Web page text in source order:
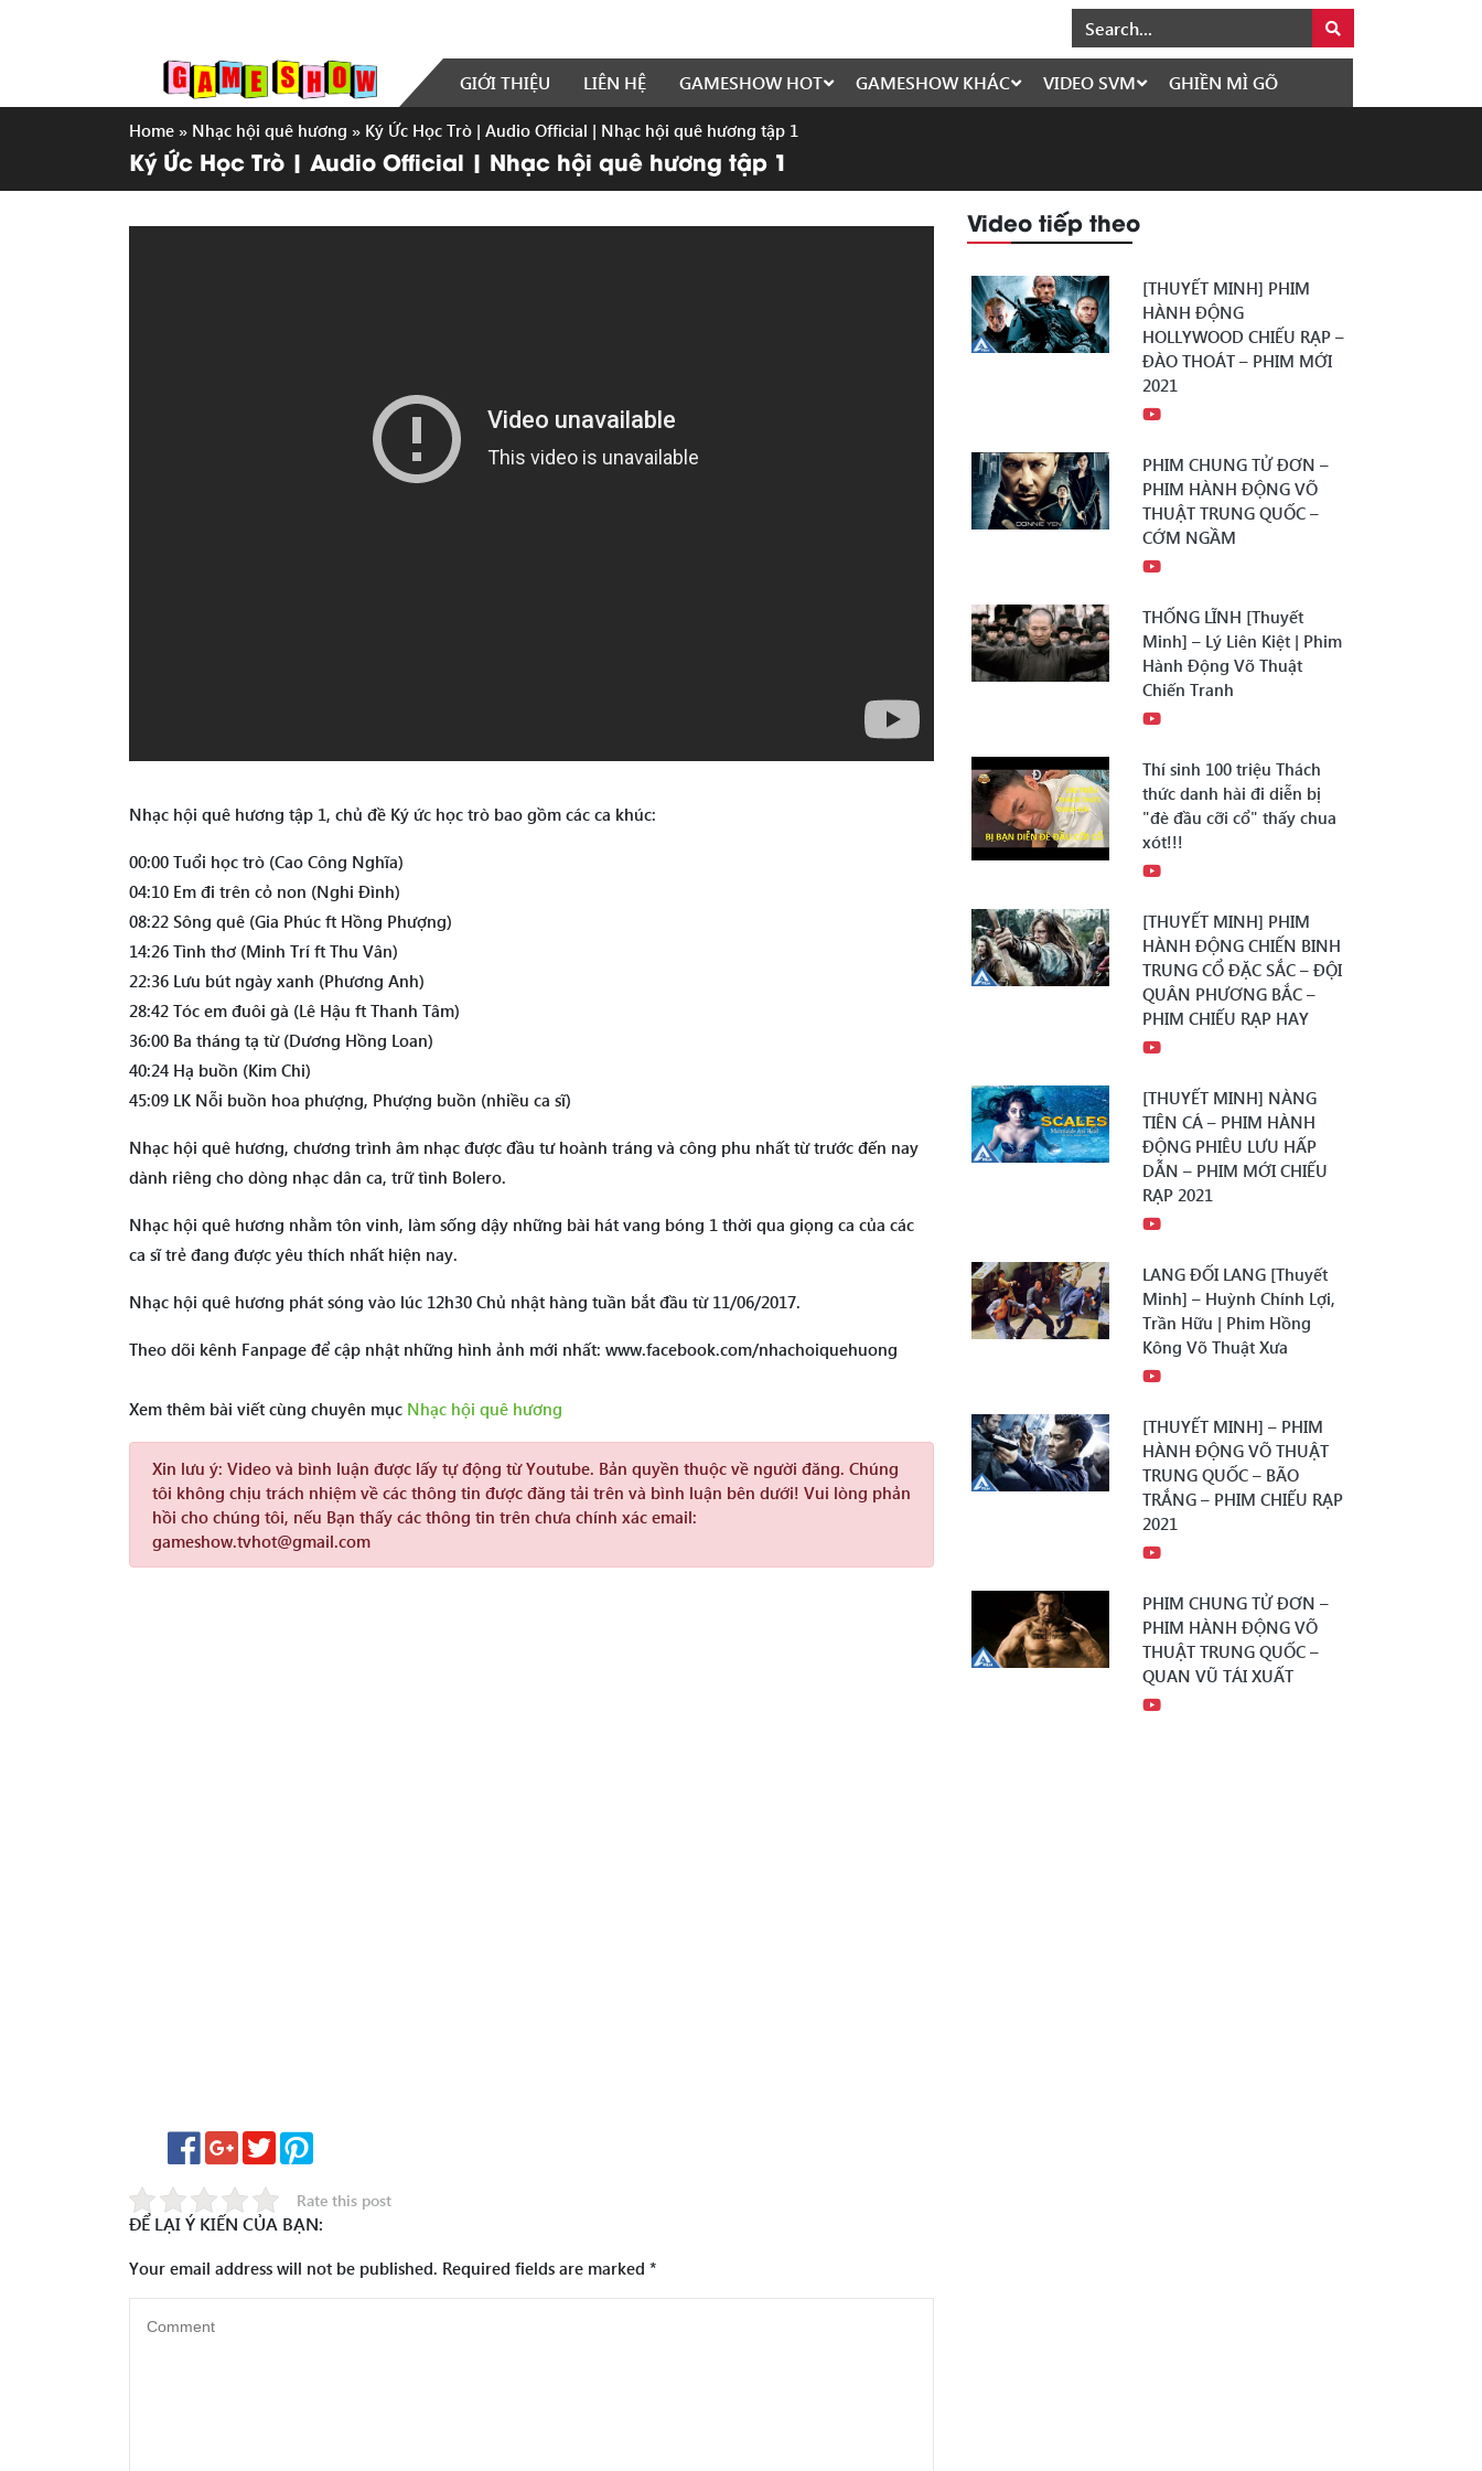
GIỚI THIỆU LIÊN HỆ GAMESHOW HOT GAMESHOW KHÁC VIDEO SVM GHIỀN MÌ GÕ
Home » Nhạc hội quê hương » Ký Ức Học Trò | Audio Official | Nhạc hội quê hương tập 1
Ký Ức Học Trò | Audio Official | Nhạc hội quê hương tập 1
Nhạc hội quê hương tập 1, chủ đề Ký ức học trò bao gồm các ca khúc:
00:00 Tuổi học trò (Cao Công Nghĩa)
04:10 Em đi trên cỏ non (Nghi Đình)
08:22 Sông quê (Gia Phúc ft Hồng Phượng)
14:26 Tình thơ (Minh Trí ft Thu Vân)
22:36 Lưu bút ngày xanh (Phương Anh)
28:42 Tóc em đuôi gà (Lê Hậu ft Thanh Tâm)
36:00 Ba tháng tạ từ (Dương Hồng Loan)
40:24 Hạ buồn (Kim Chi)
45:09 LK Nỗi buồn hoa phượng, Phượng buồn (nhiều ca sĩ)
Nhạc hội quê hương, chương trình âm nhạc được đầu tư hoành tráng và công phu nhất từ trước đến nay
dành riêng cho dòng nhạc dân ca, trữ tình Bolero.
Nhạc hội quê hương nhằm tôn vinh, làm sống dậy những bài hát vang bóng 1 thời qua giọng ca của các
ca sĩ trẻ đang được yêu thích nhất hiện nay.
Nhạc hội quê hương phát sóng vào lúc 12h30 Chủ nhật hàng tuần bắt đầu từ 11/06/2017.
Theo dõi kênh Fanpage để cập nhật những hình ảnh mới nhất: www.facebook.com/nhachoiquehuong
Xem thêm bài viết cùng chuyên mục Nhạc hội quê hương
Xin lưu ý: Video và bình luận được lấy tự động từ Youtube. Bản quyền thuộc về người đăng. Chúng
tôi không chịu trách nhiệm về các thông tin được đăng tải trên và bình luận bên dưới! Vui lòng phản
hồi cho chúng tôi, nếu Bạn thấy các thông tin trên chưa chính xác email:
gameshow.tvhot@gmail.com
Rate this post
ĐỂ LẠI Ý KIẾN CỦA BẠN:
Your email address will not be published. Required fields are marked *
Video tiếp theo
[THUYẾT MINH] PHIM
HÀNH ĐỘNG
HOLLYWOOD CHIẾU RẠP –
ĐÀO THOÁT – PHIM MỚI
2021
PHIM CHUNG TỬ ĐƠN –
PHIM HÀNH ĐỘNG VÕ
THUẬT TRUNG QUỐC –
CỚM NGẦM
THỐNG LĨNH [Thuyết
Minh] – Lý Liên Kiệt | Phim
Hành Động Võ Thuật
Chiến Tranh
Thí sinh 100 triệu Thách
thức danh hài đi diễn bị
"đè đầu cỡi cổ" thấy chua
xót!!!
[THUYẾT MINH] PHIM
HÀNH ĐỘNG CHIẾN BINH
TRUNG CỔ ĐẶC SẮC – ĐỘI
QUÂN PHƯƠNG BẮC –
PHIM CHIẾU RẠP HAY
[THUYẾT MINH] NÀNG
TIÊN CÁ – PHIM HÀNH
ĐỘNG PHIÊU LƯU HẤP
DẪN – PHIM MỚI CHIẾU
RẠP 2021
LANG ĐỐI LANG [Thuyết
Minh] – Huỳnh Chính Lợi,
Trần Hữu | Phim Hồng
Kông Võ Thuật Xưa
[THUYẾT MINH] – PHIM
HÀNH ĐỘNG VÕ THUẬT
TRUNG QUỐC – BÃO
TRẮNG – PHIM CHIẾU RẠP
2021
PHIM CHUNG TỬ ĐƠN –
PHIM HÀNH ĐỘNG VÕ
THUẬT TRUNG QUỐC –
QUAN VŨ TÁI XUẤT